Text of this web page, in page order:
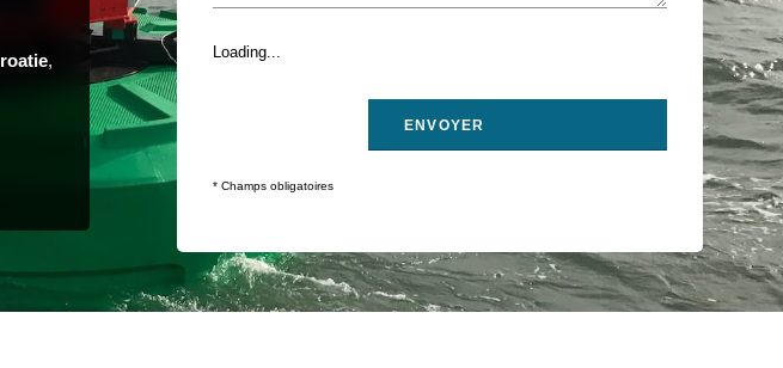
,
Loading...
* Champs obligatoires